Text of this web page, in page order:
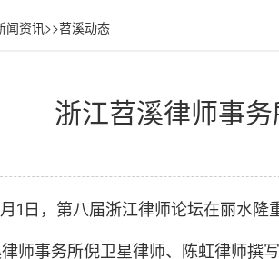
闻资讯>>苕溪动态
浙江苕溪律师事
，第八届浙江律师论坛在丽水隆
事务所倪卫星律师、陈虹律师撰写